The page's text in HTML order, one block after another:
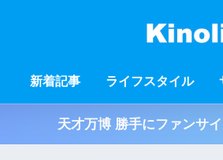
新着記事 ライフスタイル
天才万博 勝手にファンサ